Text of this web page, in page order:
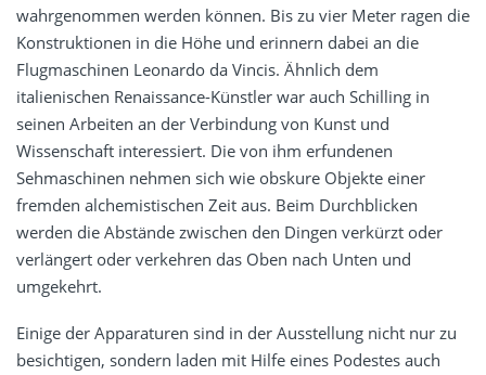
wahrgenommen werden können. Bis zu vier Meter ragen die
Konstruktionen in die Höhe und erinnern dabei an die
Flugmaschinen Leonardo da Vincis. Ähnlich dem
italienischen Renaissance-Künstler war auch Schilling in
seinen Arbeiten an der Verbindung von Kunst und
Wissenschaft interessiert. Die von ihm erfundenen
Sehmaschinen nehmen sich wie obskure Objekte einer
fremden alchemistischen Zeit aus. Beim Durchblicken
werden die Abstände zwischen den Dingen verkürzt oder
verlängert oder verkehren das Oben nach Unten und
umgekehrt.
Einige der Apparaturen sind in der Ausstellung nicht nur zu
besichtigen, sondern laden mit Hilfe eines Podestes auch